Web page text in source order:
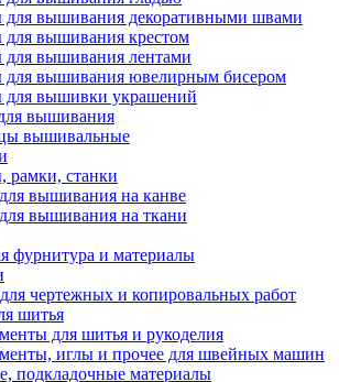
вышивания декоративными швами
вышивания крестом
вышивания лентами
для вышивания ювелирным бисером
для вышивки украшений
вышивания
вышивальные
рамки, станки
вышивания на канве
вышивания на ткани
фурнитура и материалы
чертежных и копировальных работ
шитья
для шитья и рукоделия
иглы и прочее для швейных машин
подкладочные материалы